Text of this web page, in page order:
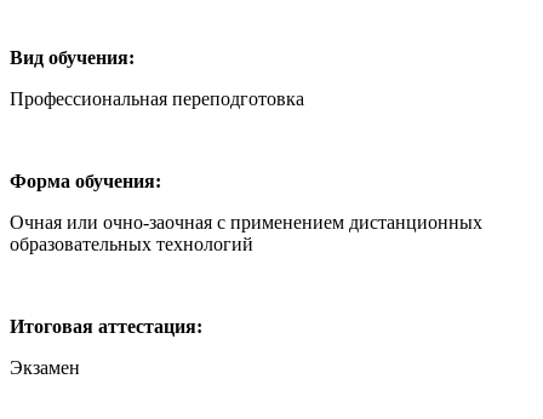
Вид обучения:
Профессиональная переподготовка
Форма обучения:
Очная или очно-заочная с применением дистанционных
образовательных технологий
Итоговая аттестация:
Экзамен